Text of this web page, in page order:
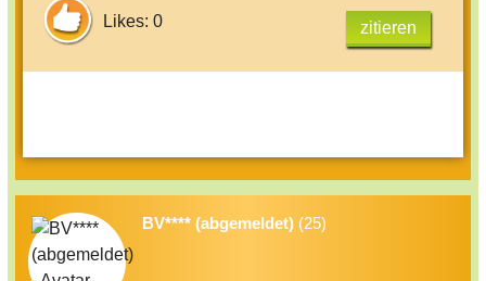
Likes: 0 zitieren
BV**** (abgemeldet) (25)